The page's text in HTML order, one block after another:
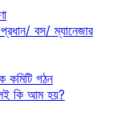
প্রধান/ বস/ ম্যানেজার
কমিটি গঠন
কি আম হয়?